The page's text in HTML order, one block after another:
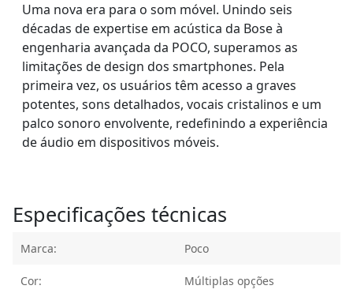
Uma nova era para o som móvel. Unindo seis
décadas de expertise em acústica da Bose à
engenharia avançada da POCO, superamos as
limitações de design dos smartphones. Pela
primeira vez, os usuários têm acesso a graves
potentes, sons detalhados, vocais cristalinos e um
palco sonoro envolvente, redefinindo a experiência
de áudio em dispositivos móveis.
Especificações técnicas
Marca: Poco
Cor: Múltiplas opções